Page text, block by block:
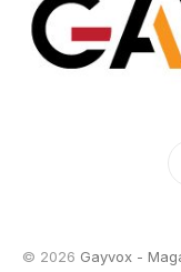
© 2026 Gayvox -